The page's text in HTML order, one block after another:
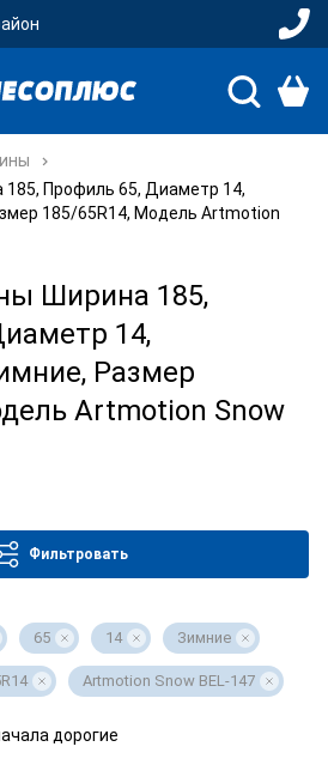
Профиль 65, Диаметр 14,
185/65R14, Модель Artmotion
Ширина 185,
14,
Размер
Artmotion Snow
Фильтровать
65 14 Зимние
Artmotion Snow BEL-147
дорогие